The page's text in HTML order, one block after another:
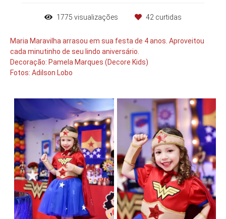
1775 visualizações 42 curtidas
Maria Maravilha arrasou em sua festa de 4 anos. Aproveitou
cada minutinho de seu lindo aniversário.
Decoração: Pamela Marques (Decore Kids)
Fotos: Adilson Lobo